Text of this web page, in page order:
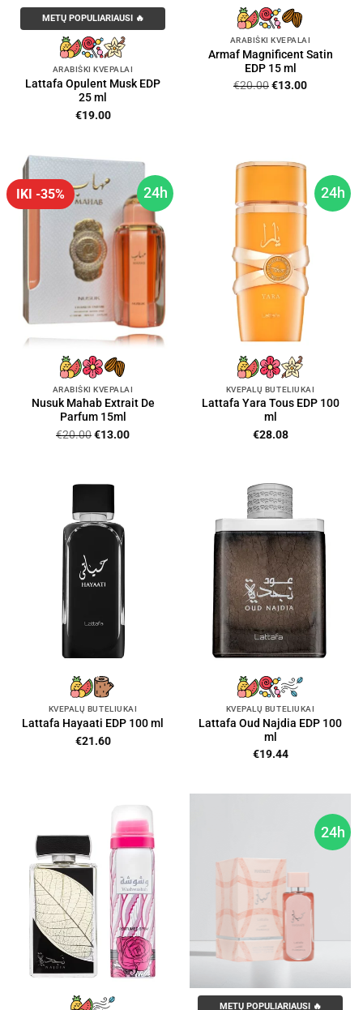
METŲ POPULIARIAUSI 🔥
ARABIŠKI KVEPALAI
Lattafa Opulent Musk EDP
25 ml
€19.00
ARABIŠKI KVEPALAI
Armaf Magnificent Satin
EDP 15 ml
€20.00Original
€13.00Current
24h
IKI -35%
ARABIŠKI KVEPALAI
Nusuk Mahab Extrait De
Parfum 15ml
€20.00Original
€13.00Current
24h
KVEPALŲ BUTELIUKAI
Lattafa Yara Tous EDP 100
ml
€28.08
KVEPALŲ BUTELIUKAI
Lattafa Hayaati EDP 100 ml
€21.60
KVEPALŲ BUTELIUKAI
Lattafa Oud Najdia EDP 100
ml
€19.44
24h
METŲ POPULIARIAUSI 🔥